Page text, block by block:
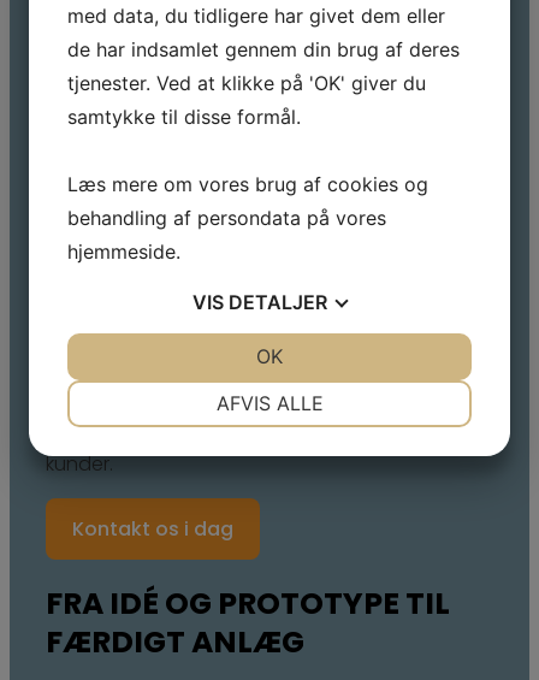
FRA IDÉ OG PROTOTYPE TIL
FÆRDIGT ANLÆG
produktion
Moderne maskinpark til avanceret
rørbearbejdning
Kompetent rådgivning fra idéfase til
Fokus på kvalitet, præcision og
langvarige samarbejder
Hos TJ Technology A/S arbejder vi målrettet på
virksomheder inden for proces- og
fødevareindustrien. Vi bidrager med teknisk
ekspertise, fleksibilitet og produktionskapacitet,
så vores kunder kan fokusere på at udvikle og
levere stærke anlægsløsninger til deres egne
kunder.
Kontakt os i dag
med data, du tidligere har givet dem eller
de har indsamlet gennem din brug af deres
tjenester. Ved at klikke på 'OK' giver du
samtykke til disse formål.
Læs mere om vores brug af cookies og
behandling af persondata på vores
hjemmeside.
VIS DETALJER
AFVIS ALLE
OK